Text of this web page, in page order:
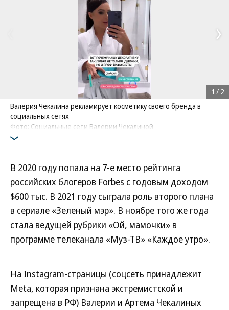
Валерия Чекалина рекламирует косметику своего бренда в
социальных сетях
Фото: Социальные сети Валерии Чекалиной
1 / 2
В 2020 году попала на 7-е место рейтинга
российских блогеров Forbes с годовым доходом
$600 тыс. В 2021 году сыграла роль второго плана
в сериале «Зеленый мэр». В ноябре того же года
стала ведущей рубрики «Ой, мамочки» в
программе телеканала «Муз-ТВ» «Каждое утро».
На Instagram-страницы (соцсеть принадлежит
Meta, которая признана экстремистской и
запрещена в РФ) Валерии и Артема Чекалиных